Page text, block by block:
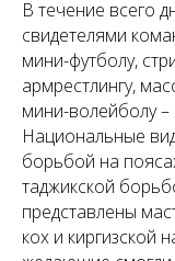
В течение всего
свидетелями
мини-футболу,
армрестлингу,
мини-волейболу
Национальные
борьбой на
таджикской
представлены
кох и киргизской